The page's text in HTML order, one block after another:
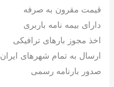
قیمت مقرون به صرفه
دارای بیمه نامه باربری
اخذ مجوز بارهای ترافیکی
ارسال به تمام شهرهای ایران
صدور بارنامه رسمی